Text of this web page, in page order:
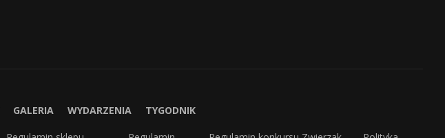
GALERIA WYDARZENIA TYGODNIK